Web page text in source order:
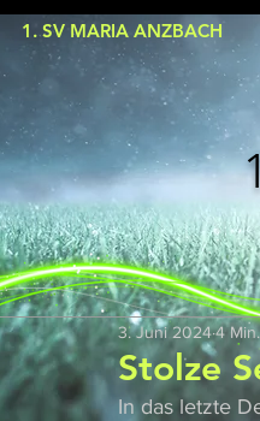
1. SV MARIA ANZBACH
Stolze
3. Juni 20244
In das letzte